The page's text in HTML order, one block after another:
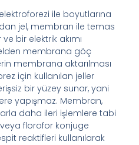
ile boyutlarına
jel, membran ile temas
bir elektrik akımı
membrana göç
membrana aktarılması
için kullanılan jeller
bir yüzey sunar, yani
yapışmaz. Membran,
daha ileri işlemlere tabi
florofor konjuge
reaktifleri kullanılarak